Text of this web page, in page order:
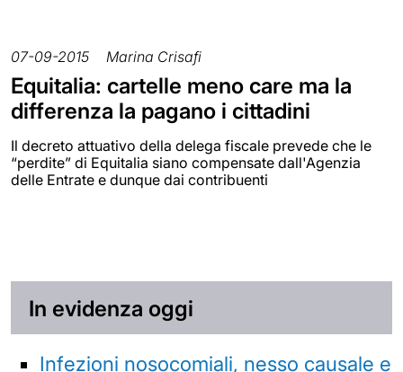
07-09-2015 Marina Crisafi
Equitalia: cartelle meno care ma la
differenza la pagano i cittadini
Il decreto attuativo della delega fiscale prevede che le
“perdite” di Equitalia siano compensate dall'Agenzia
delle Entrate e dunque dai contribuenti
In evidenza oggi
Infezioni nosocomiali, nesso causale e